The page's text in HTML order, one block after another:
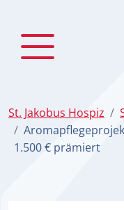
St. Jakobus Hospiz
1.500 € prämiert